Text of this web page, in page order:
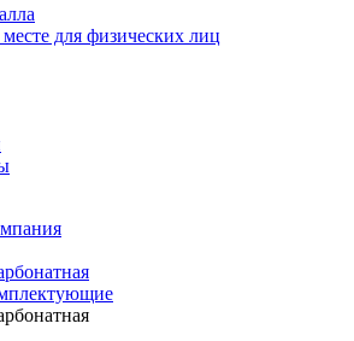
месте для физических лиц